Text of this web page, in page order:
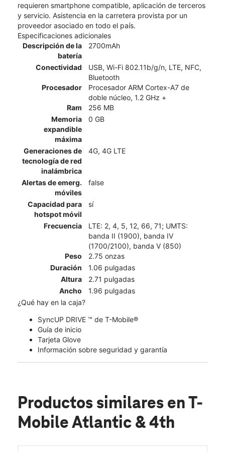
requieren smartphone compatible, aplicación de terceros
y servicio. Asistencia en la carretera provista por un
proveedor asociado en todo el país.
Especificaciones adicionales
Descripción de la
batería
2700mAh
Conectividad
USB, Wi-Fi 802.11b/g/n, LTE, NFC,
Bluetooth
Procesador
Procesador ARM Cortex-A7 de
doble núcleo, 1.2 GHz +
Ram
256 MB
Memoria
expandible
máxima
0 GB
Generaciones de
tecnología de red
inalámbrica
4G, 4G LTE
Alertas de emerg.
móviles
false
Capacidad para
hotspot móvil
sí
Frecuencia
LTE: 2, 4, 5, 12, 66, 71; UMTS:
banda II (1900), banda IV
(1700/2100), banda V (850)
Peso
2.75 onzas
Duración
1.06 pulgadas
Altura
2.71 pulgadas
Ancho
1.96 pulgadas
¿Qué hay en la caja?
SyncUP DRIVE ™ de T-Mobile®
Guía de inicio
Tarjeta Glove
Información sobre seguridad y garantía
Productos similares en T-
Mobile Atlantic & 4th